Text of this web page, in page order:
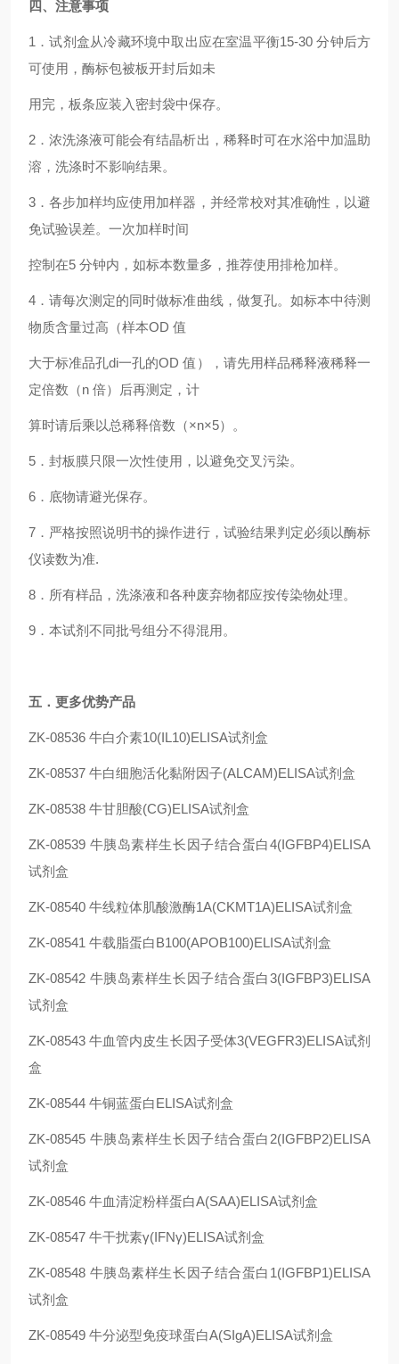
四、注意事项
1．试剂盒从冷藏环境中取出应在室温平衡15-30 分钟后方
可使用，酶标包被板开封后如未
用完，板条应装入密封袋中保存。
2．浓洗涤液可能会有结晶析出，稀释时可在水浴中加温助
溶，洗涤时不影响结果。
3．各步加样均应使用加样器，并经常校对其准确性，以避
免试验误差。一次加样时间
控制在5 分钟内，如标本数量多，推荐使用排枪加样。
4．请每次测定的同时做标准曲线，做复孔。如标本中待测
物质含量过高（样本OD 值
大于标准品孔di一孔的OD 值），请先用样品稀释液稀释一
定倍数（n 倍）后再测定，计
算时请后乘以总稀释倍数（×n×5）。
5．封板膜只限一次性使用，以避免交叉污染。
6．底物请避光保存。
7．严格按照说明书的操作进行，试验结果判定必须以酶标
仪读数为准.
8．所有样品，洗涤液和各种废弃物都应按传染物处理。
9．本试剂不同批号组分不得混用。
五 ．更多优势产品
ZK-08536 牛白介素10(IL10)ELISA试剂盒
ZK-08537 牛白细胞活化黏附因子(ALCAM)ELISA试剂盒
ZK-08538 牛甘胆酸(CG)ELISA试剂盒
ZK-08539 牛胰岛素样生长因子结合蛋白4(IGFBP4)ELISA
试剂盒
ZK-08540 牛线粒体肌酸激酶1A(CKMT1A)ELISA试剂盒
ZK-08541 牛载脂蛋白B100(APOB100)ELISA试剂盒
ZK-08542 牛胰岛素样生长因子结合蛋白3(IGFBP3)ELISA
试剂盒
ZK-08543 牛血管内皮生长因子受体3(VEGFR3)ELISA试剂
盒
ZK-08544 牛铜蓝蛋白ELISA试剂盒
ZK-08545 牛胰岛素样生长因子结合蛋白2(IGFBP2)ELISA
试剂盒
ZK-08546 牛血清淀粉样蛋白A(SAA)ELISA试剂盒
ZK-08547 牛干扰素γ(IFNγ)ELISA试剂盒
ZK-08548 牛胰岛素样生长因子结合蛋白1(IGFBP1)ELISA
试剂盒
ZK-08549 牛分泌型免疫球蛋白A(SIgA)ELISA试剂盒